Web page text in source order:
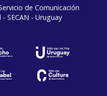
de Comunicación
SECAN - Uruguay